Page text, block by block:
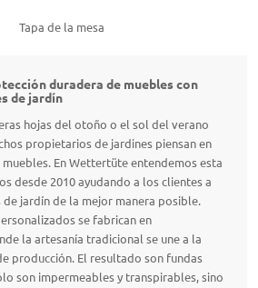
duradera de muebles con
de jardín
hojas del otoño o el sol del verano
propietarios de jardines piensan en
En Wettertüte entendemos esta
desde 2010 ayudando a los clientes a
jardín de la mejor manera posible.
se fabrican en
la artesanía tradicional se une a la
producción. El resultado son fundas
son impermeables y transpirables, sino